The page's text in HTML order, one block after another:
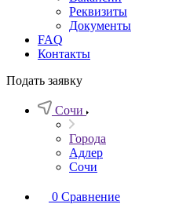
Реквизиты
Документы
FAQ
Контакты
Подать заявку
Сочи
Города
Адлер
Сочи
0 Сравнение